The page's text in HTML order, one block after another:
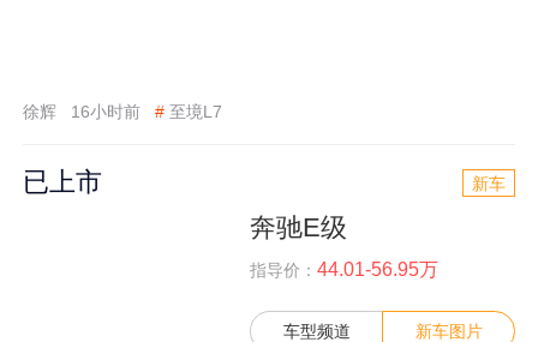
徐辉 16小时前 # 至境L7
已上市 新车
奔驰E级
指导价： 44.01-56.95万
车型频道 新车图片